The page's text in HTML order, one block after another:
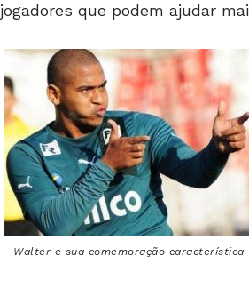
jogadores que podem ajudar
Walter e sua comemoração característica